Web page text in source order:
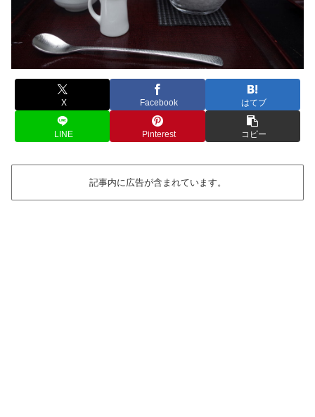
X Facebook はてブ
LINE Pinterest コピー
記事内に広告が含まれています。